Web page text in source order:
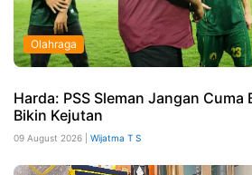
Olahraga
Harda: PSS Sleman Jangan Cuma
Bikin Kejutan
09 August 2026 | Wijatma T S